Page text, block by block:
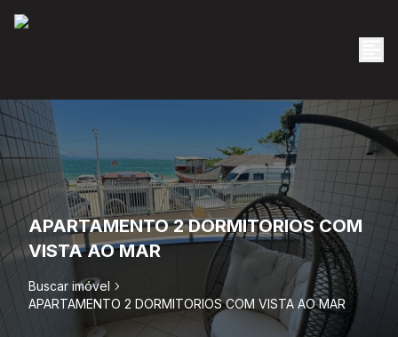
APARTAMENTO 2 DORMITORIOS COM
VISTA AO MAR
Buscar imóvel
APARTAMENTO 2 DORMITORIOS COM VISTA AO MAR